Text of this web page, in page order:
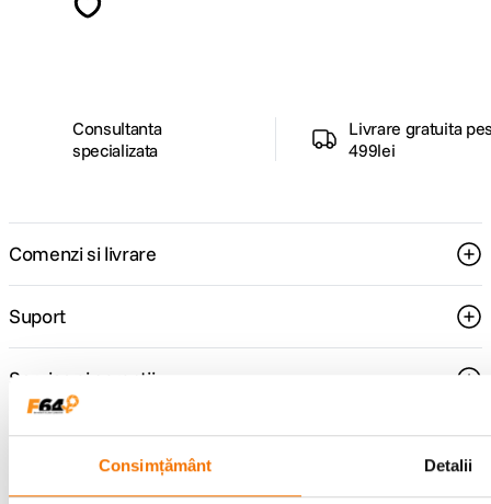
Consimțământ Detalii
Consultanta
specializata
Livrare gratuita
499lei
Comenzi si livrare
Suport
Service si garantii
F64 Studio